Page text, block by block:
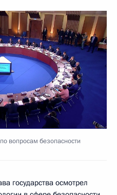
вопросам безопасности
государства осмотрел